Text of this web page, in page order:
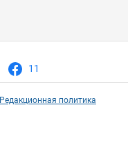
11
Редакционная политика